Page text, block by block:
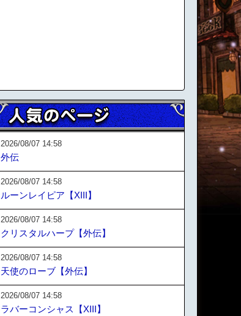
2026/08/07 14:58
外伝
2026/08/07 14:58
ルーンレイピア【XIII】
2026/08/07 14:58
クリスタルハープ【外伝】
2026/08/07 14:58
天使のローブ【外伝】
2026/08/07 14:58
ラバーコンシャス【XIII】